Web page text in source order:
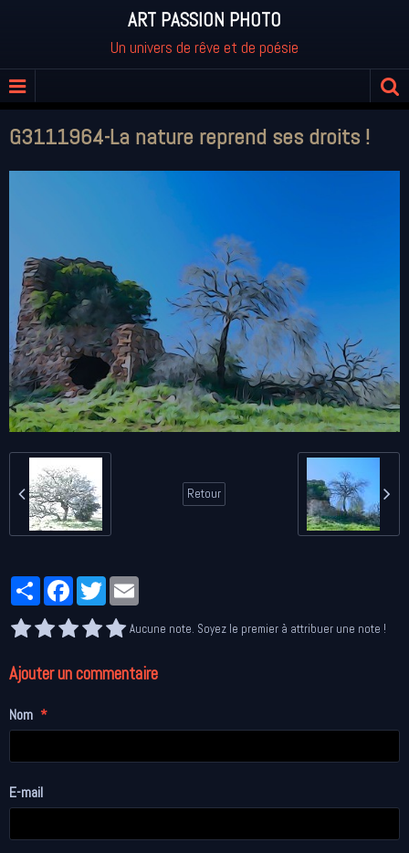
ART PASSION PHOTO
Un univers de rêve et de poésie
G3111964-La nature reprend ses droits !
Retour
PartagerFacebookTwitter
Aucune note. Soyez le premier à attribuer une note !
Ajouter un commentaire
Nom
E-mail